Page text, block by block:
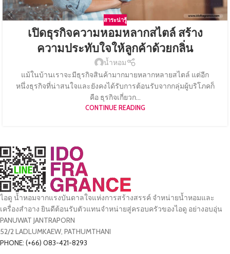
สาระน่ารู้
เปิดธุรกิจความหอมหลากสไตล์ สร้าง
ความประทับใจให้ลูกค้าด้วยกลิ่น
น้ำหอม
แม้ในบ้านเราจะมีธุรกิจสินค้ามากมายหลากหลายสไตล์ แต่อีก
หนึ่งธุรกิจที่น่าสนใจและยังคงได้รับการต้อนรับจากกลุ่มผู้บริโภคก็
คือ ธุรกิจเกี่ยวก...
CONTINUE READING
ไอดู น้ำหอมจากแรงบันดาลใจแห่งการสร้างสรรค์ จำหน่ายน้ำหอมและ
เครื่องสำอาง ยินดีต้อนรับตัวแทนจำหน่ายสู่ครอบครัวของไอดู อย่างอบอุ่น
PANUWAT JANTRAPORN
52/2 LADLUMKAEW, PATHUMTHANI
PHONE: (+66) 083-421-8293